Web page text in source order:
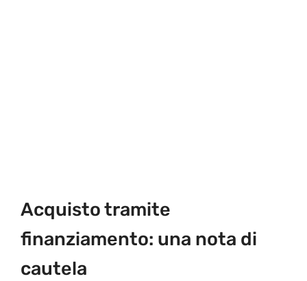
Acquisto tramite
finanziamento: una nota di
cautela